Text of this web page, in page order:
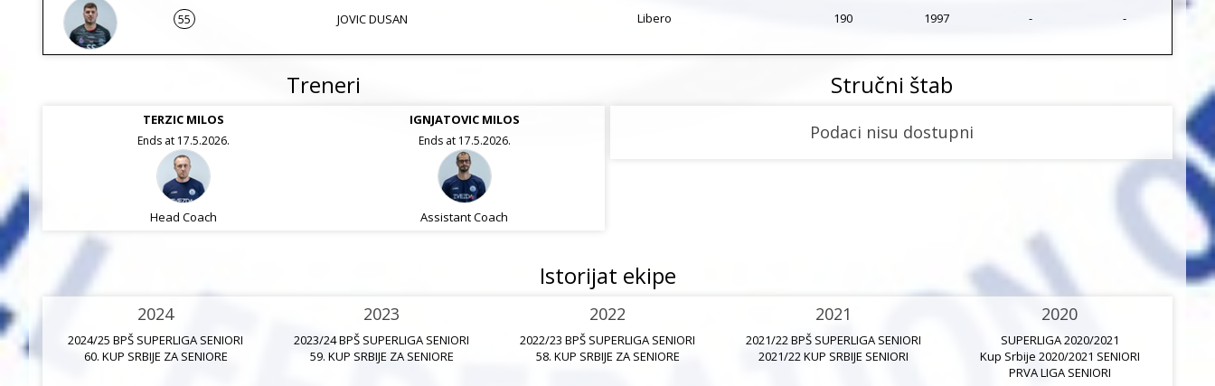
55 JOVIC DUSAN Libero 190 1997 - -
Treneri
TERZIC MILOS
Ends at 17.5.2026.
Head Coach
IGNJATOVIC MILOS
Ends at 17.5.2026.
Assistant Coach
Stručni štab
Podaci nisu dostupni
Istorijat ekipe
2024
2024/25 BPŠ SUPERLIGA SENIORI
60. KUP SRBIJE ZA SENIORE
2023
2023/24 BPŠ SUPERLIGA SENIORI
59. KUP SRBIJE ZA SENIORE
2022
2022/23 BPŠ SUPERLIGA SENIORI
58. KUP SRBIJE ZA SENIORE
2021
2021/22 BPŠ SUPERLIGA SENIORI
2021/22 KUP SRBIJE SENIORI
2020
SUPERLIGA 2020/2021
Kup Srbije 2020/2021 SENIORI
PRVA LIGA SENIORI